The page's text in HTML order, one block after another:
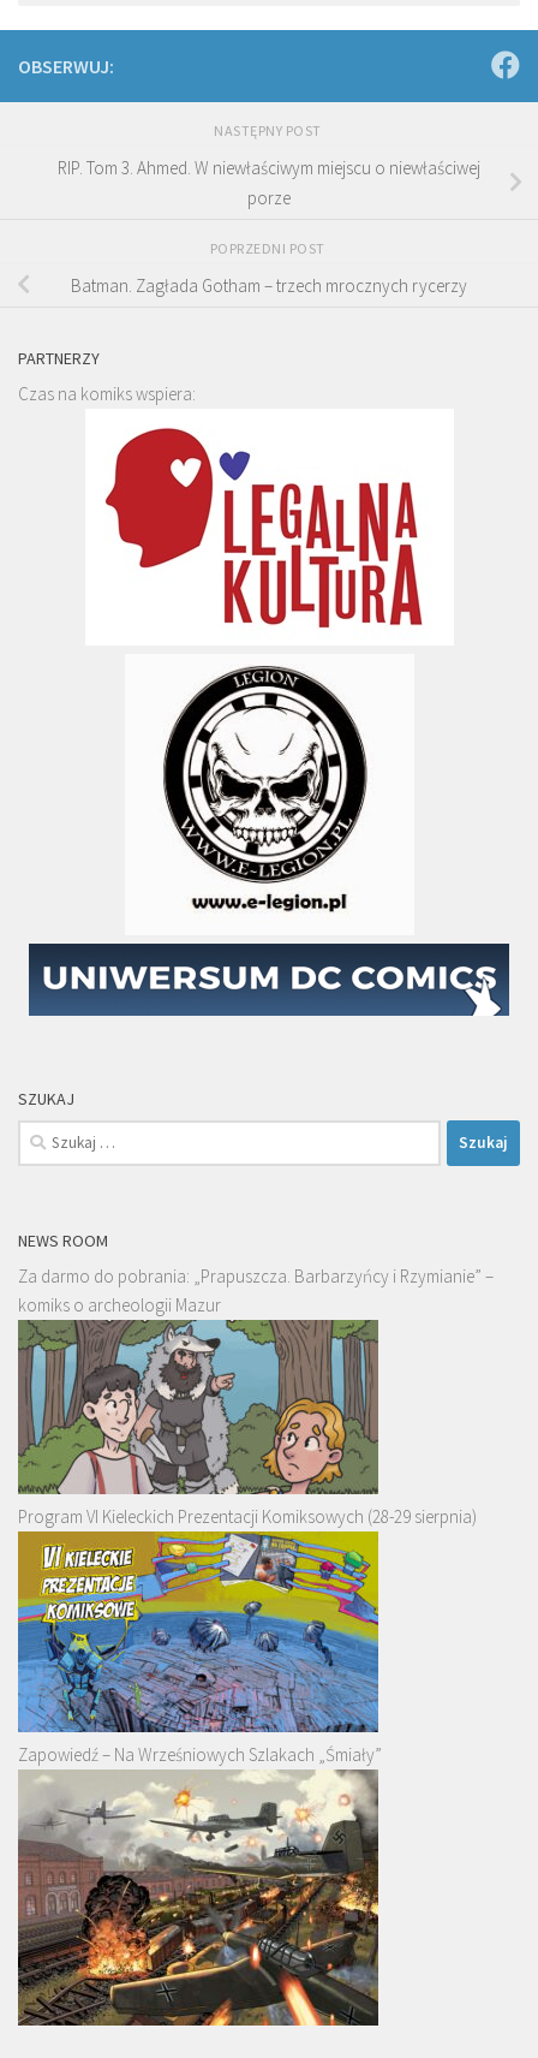
OBSERWUJ:
NASTĘPNY POST
RIP. Tom 3. Ahmed. W niewłaściwym miejscu o niewłaściwej
porze
POPRZEDNI POST
Batman. Zagłada Gotham – trzech mrocznych rycerzy
PARTNERZY
Czas na komiks wspiera:
SZUKAJ
Szukaj:
NEWS ROOM
Za darmo do pobrania: „Prapuszcza. Barbarzyńcy i Rzymianie” –
komiks o archeologii Mazur
Program VI Kieleckich Prezentacji Komiksowych (28-29 sierpnia)
Zapowiedź – Na Wrześniowych Szlakach „Śmiały”